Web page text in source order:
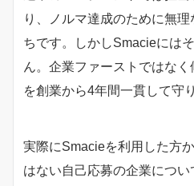
り、ノルマ達成のために無
ちです。しかしSmacieには
ん。企業ファーストではな
を創業から4年間一貫して守
実際にSmacieを利用した方
はない自己応募の企業につ